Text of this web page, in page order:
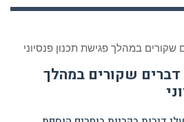
מאחורי הקלעים: 5 דברים שקורים במהלך